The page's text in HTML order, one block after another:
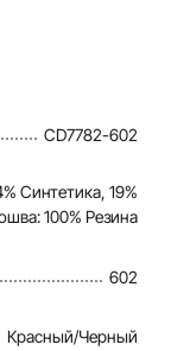
CD7782-602
Синтетика, 19%
100% Резина
602
Красный/Черный